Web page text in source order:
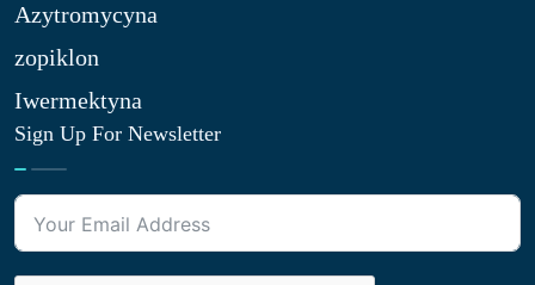
Azytromycyna
zopiklon
Iwermektyna
Sign Up For Newsletter